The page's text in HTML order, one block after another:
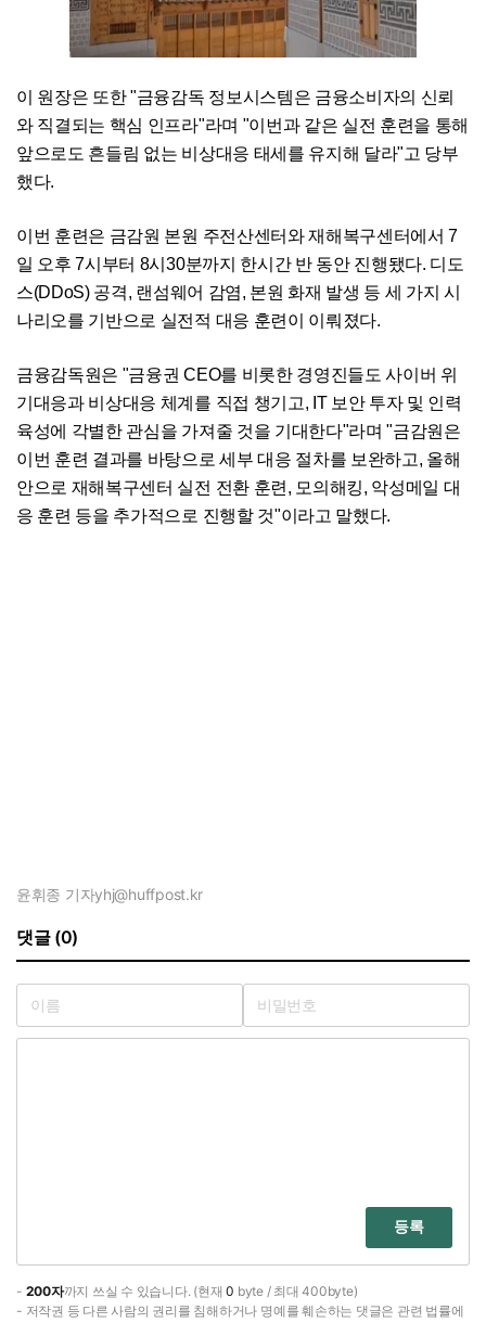
이 원장은 또한 "금융감독 정보시스템은 금융소비자의 신뢰
와 직결되는 핵심 인프라"라며 "이번과 같은 실전 훈련을 통해
앞으로도 흔들림 없는 비상대응 태세를 유지해 달라"고 당부
했다.
이번 훈련은 금감원 본원 주전산센터와 재해복구센터에서 7
일 오후 7시부터 8시30분까지 한시간 반 동안 진행됐다. 디도
스(DDoS) 공격, 랜섬웨어 감염, 본원 화재 발생 등 세 가지 시
나리오를 기반으로 실전적 대응 훈련이 이뤄졌다.
금융감독원은 "금융권 CEO를 비롯한 경영진들도 사이버 위
기대응과 비상대응 체계를 직접 챙기고, IT 보안 투자 및 인력
육성에 각별한 관심을 가져줄 것을 기대한다"라며 "금감원은
이번 훈련 결과를 바탕으로 세부 대응 절차를 보완하고, 올해
안으로 재해복구센터 실전 전환 훈련, 모의해킹, 악성메일 대
응 훈련 등을 추가적으로 진행할 것"이라고 말했다.
윤휘종 기자yhj@huffpost.kr
댓글 (0)
등록
- 200자까지 쓰실 수 있습니다. (현재0 byte / 최대 400byte)
- 저작권 등 다른 사람의 권리를 침해하거나 명예를 훼손하는 댓글은 관련 법률에